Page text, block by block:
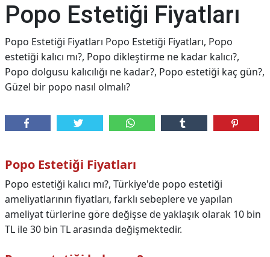
Popo Estetiği Fiyatları
Popo Estetiği Fiyatları Popo Estetiği Fiyatları, Popo
estetiği kalıcı mı?, Popo dikleştirme ne kadar kalıcı?,
Popo dolgusu kalıcılığı ne kadar?, Popo estetiği kaç gün?,
Güzel bir popo nasıl olmalı?
Popo Estetiği Fiyatları
Popo estetiği kalıcı mı?, Türkiye'de popo estetiği
ameliyatlarının fiyatları, farklı sebeplere ve yapılan
ameliyat türlerine göre değişse de yaklaşık olarak 10 bin
TL ile 30 bin TL arasında değişmektedir.